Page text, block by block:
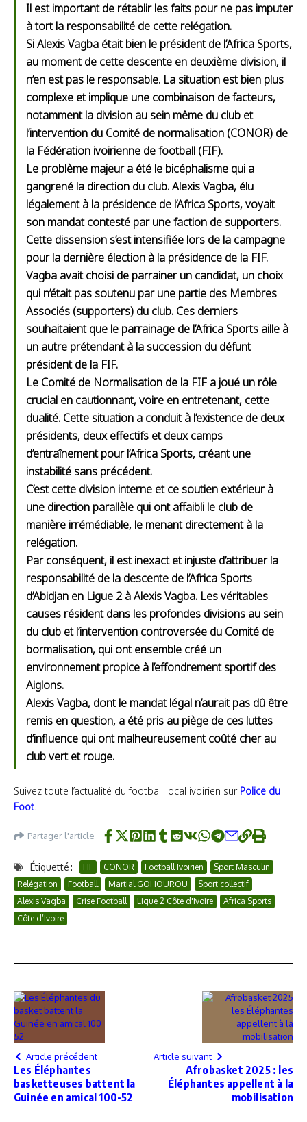
Il est important de rétablir les faits pour ne pas imputer
à tort la responsabilité de cette relégation.
Si Alexis Vagba était bien le président de l’Africa Sports,
au moment de cette descente en deuxième division, il
n’en est pas le responsable. La situation est bien plus
complexe et implique une combinaison de facteurs,
notamment la division au sein même du club et
l’intervention du Comité de normalisation (CONOR) de
la Fédération ivoirienne de football (FIF).
Le problème majeur a été le bicéphalisme qui a
gangrené la direction du club. Alexis Vagba, élu
légalement à la présidence de l’Africa Sports, voyait
son mandat contesté par une faction de supporters.
Cette dissension s’est intensifiée lors de la campagne
pour la dernière élection à la présidence de la FIF.
Vagba avait choisi de parrainer un candidat, un choix
qui n’était pas soutenu par une partie des Membres
Associés (supporters) du club. Ces derniers
souhaitaient que le parrainage de l’Africa Sports aille à
un autre prétendant à la succession du défunt
président de la FIF.
Le Comité de Normalisation de la FIF a joué un rôle
crucial en cautionnant, voire en entretenant, cette
dualité. Cette situation a conduit à l’existence de deux
présidents, deux effectifs et deux camps
d’entraînement pour l’Africa Sports, créant une
instabilité sans précédent.
C’est cette division interne et ce soutien extérieur à
une direction parallèle qui ont affaibli le club de
manière irrémédiable, le menant directement à la
relégation.
Par conséquent, il est inexact et injuste d’attribuer la
responsabilité de la descente de l’Africa Sports
d’Abidjan en Ligue 2 à Alexis Vagba. Les véritables
causes résident dans les profondes divisions au sein
du club et l’intervention controversée du Comité de
bormalisation, qui ont ensemble créé un
environnement propice à l’effondrement sportif des
Aiglons.
Alexis Vagba, dont le mandat légal n’aurait pas dû être
remis en question, a été pris au piège de ces luttes
d’influence qui ont malheureusement coûté cher au
club vert et rouge.
Suivez toute l’actualité du football local ivoirien sur Police du
Foot.
Partager l'article
Étiquetté : FIF CONOR Football Ivoirien
Sport Masculin
Relégation
Football Martial GOHOUROU
Sport collectif
Alexis Vagba
Crise Football Ligue 2 Côte d'Ivoire
Africa Sports
Côte d’Ivoire
Article précédent
Les Éléphantes
basketteuses battent la
Guinée en amical 100-52
Article suivant
Afrobasket 2025 : les
Éléphantes appellent à la
mobilisation